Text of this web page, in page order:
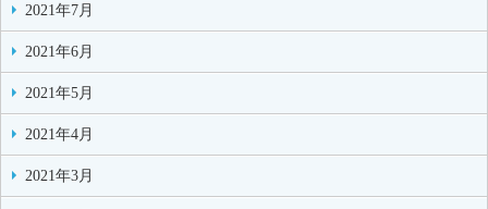
2021年7月
2021年6月
2021年5月
2021年4月
2021年3月